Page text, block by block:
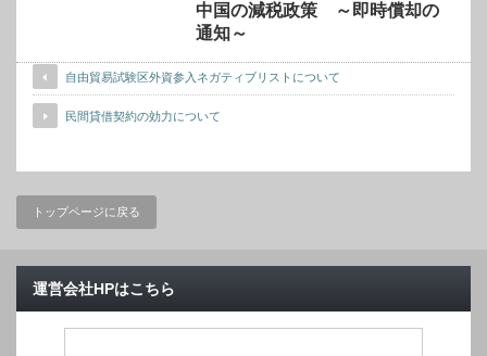
中国の減税政策 ～即時償却の
通知～
自由貿易試験区外資参入ネガティブリストについて
民間貸借契約の効力について
トップページに戻る
運営会社HPはこちら